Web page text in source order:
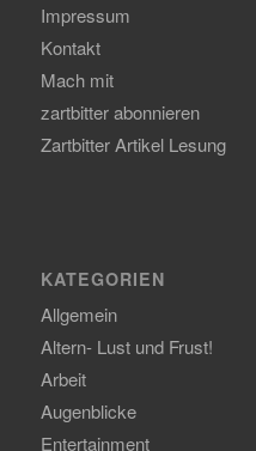
Impressum
Kontakt
Mach mit
zartbitter abonnieren
Zartbitter Artikel Lesung
KATEGORIEN
Allgemein
Altern- Lust und Frust!
Arbeit
Augenblicke
Entertainment